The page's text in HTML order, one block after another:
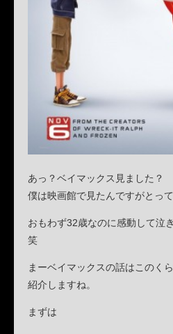
あっ？ベイマックス見ました？
僕は映画館で見たんですがとっ
おもわず32歳なのに感動して泣
笑
まーベイマックスの話はこのく
紹介しますね。
まずは